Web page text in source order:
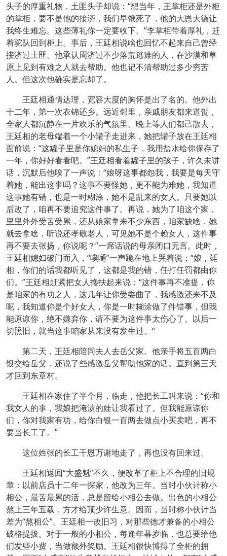
头子的厚重礼物，土匪头子却说：“想当年，王掌柜还是外柜
的掌柜，要不是他的接济，我们早饿死了，他的大恩大德让
我终生难忘。这些薄礼你一定要收下。”李掌柜带着厚礼，赶
着驼队回到柜上。事后，王廷相说啥也回忆不起来自己曾经
接济过土匪。他承认周济过不少落荒逃难的人，在沙漠和草
原上见到有难之人就去帮助。他也记不清帮助过多少穷苦
人。但这次他确实是忘却了。
王廷相通情达理，宽容大度的胸怀是出了名的。他外出
十二年，第一次衣锦还乡。远近邻里，亲戚朋友都来道贺，
全家人都沉静在一片欢乐的气氛里。晚上等人们都己散去，
王廷相的老母端着一个小罐子走进来，她把罐子放在王廷相
面前说：“这罐子里是你媳妇的私生子，我用盐水给你保存了
一年，你好好看看吧。”王廷相看着罐子里的孩子，许久未讲
话，沉默后他唉了一声说：“娘呀这事都怨我，我要是每天守
着她，能出这事吗？这事不要怪她，更不能为难她，我知道
这事她有错，也是一时糊涂，她不是乱来的女人。只要她以
后改了，咱再不要追究这件事了。再说，她为了咱这个家，
里里外外受苦受累，还从娘家拿来不少东西，咱家缺啥，她
就去拿啥，听说还孝敬老人，可见她不是个赖女人，这件事
再不要去张扬，你说呢？”一席话说的母亲闭口无言。此时，
王廷相媳妇破门而入，“噗嗵”一声跪在地上哭着说：“娘，廷
相，你们的话我都听见了，这都是我的错，任打任罚都由你
们。”王廷相赶紧把女人搀扶起来说：“这件事再不准提，你
是咱家的有功之人，这几年让你受委曲了，我感激还来不及
呢，我知道你是个好女人，你是一时糊涂做了件错事，但我
能原谅你，绝不嫌弃你，请不要为这件事太伤心了。以后一
切照旧，就当这事咱家从来没有发生过。”
第二天，王廷相陪同夫人去岳父家。他亲手将五百两白
银交给岳父，还说了些感激岳父帮助他家的话。直到第三天
才回到东章村。
王廷相在家住了半个月，临走，他把长工叫来说：“你和
我女人的事，我娘把淹渍的娃让我看过了。但我能原谅你
们，你对我家有功，给你白银一百两去做点小买卖吧，再不
要当长工了。”
这位姓张的长工千恩万谢地走了，再也没有回来过。
王廷相返回“大盛魁”不久，便改革了柜上不合理的旧规
章：以前店员十二年一探家，他改为三年。当时小伙计称小
相公，最苦最累的活，总是留给小相公去做。出色的小相公
熬上三年五载，方才给顶少许生意。因而，当时称小伙计当
差为“熬相公”。王廷相一改旧习，对那些德才兼备的小相公
破格提拔。对于一般的小相公，每逢年暮岁临，也总要给他
们发些小费，当做额外奖励。王廷相很快博得了全柜的拥